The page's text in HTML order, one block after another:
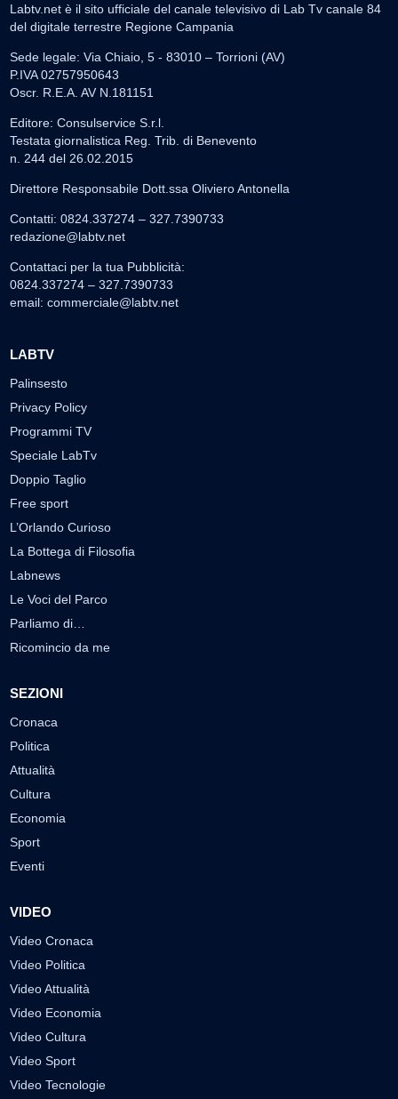
Labtv.net è il sito ufficiale del canale televisivo di Lab Tv canale 84
del digitale terrestre Regione Campania
Sede legale: Via Chiaio, 5 - 83010 – Torrioni (AV)
P.IVA 02757950643
Oscr. R.E.A. AV N.181151
Editore: Consulservice S.r.l.
Testata giornalistica Reg. Trib. di Benevento
n. 244 del 26.02.2015
Direttore Responsabile Dott.ssa Oliviero Antonella
Contatti: 0824.337274 – 327.7390733
redazione@labtv.net
Contattaci per la tua Pubblicità:
0824.337274 – 327.7390733
email: commerciale@labtv.net
LABTV
Palinsesto
Privacy Policy
Programmi TV
Speciale LabTv
Doppio Taglio
Free sport
L’Orlando Curioso
La Bottega di Filosofia
Labnews
Le Voci del Parco
Parliamo di…
Ricomincio da me
SEZIONI
Cronaca
Politica
Attualità
Cultura
Economia
Sport
Eventi
VIDEO
Video Cronaca
Video Politica
Video Attualità
Video Economia
Video Cultura
Video Sport
Video Tecnologie